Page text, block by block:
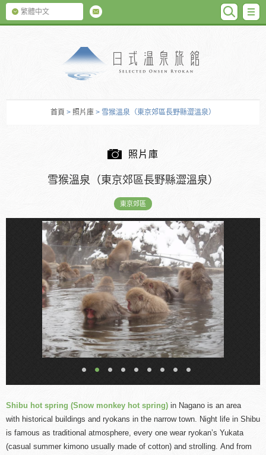
繁體中文
首頁 > 照片庫 > 雪猴溫泉（東京郊區長野縣澀溫泉）
照片庫
雪猴溫泉（東京郊區長野縣澀溫泉）
東京郊區
Shibu hot spring (Snow monkey hot spring) in Nagano is an area
with historical buildings and ryokans in the narrow town. Night life in Shibu
is famous as traditional atmosphere, every one wear ryokan’s Yukata
(casual summer kimono usually made of cotton) and strolling. And from